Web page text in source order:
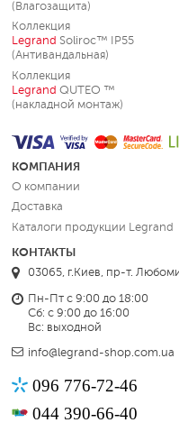
КОНТАКТЫ
03065, г.Киев, пр-т.
Пн-Пт с 9:00 до 18:00
Сб: с 9:00 до 16:00
Вс: выходной
info@legrand-shop.com.ua
096 776-72-46
044 390-66-40
КОМПАНИЯ
О компании
Доставка
Каталоги продукции Legrand
(Влагозащита)
Коллекция
Legrand Soliroc™ IP55
(Антивандальная)
Коллекция
Legrand QUTEO ™
(накладной монтаж)